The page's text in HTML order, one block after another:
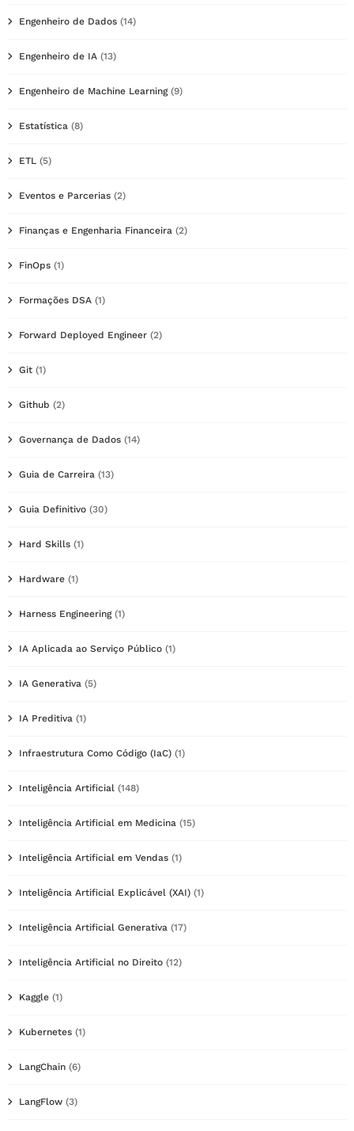
Engenheiro de Dados (14)
Engenheiro de IA (13)
Engenheiro de Machine Learning(9)
Estatística (8)
ETL (5)
Eventos e Parcerias (2)
Finanças e Engenharia Financeira (2)
FinOps (1)
Formações DSA (1)
Forward Deployed Engineer (2)
Git (1)
Github (2)
Governança de Dados (14)
Guia de Carreira (13)
Guia Definitivo (30)
Hard Skills (1)
Hardware (1)
Harness Engineering(1)
IA Aplicada ao Serviço Público (1)
IA Generativa (5)
IA Preditiva (1)
Infraestrutura Como Código (IaC) (1)
Inteligência Artificial (148)
Inteligência Artificial em Medicina (15)
Inteligência Artificial em Vendas (1)
Inteligência Artificial Explicável (XAI) (1)
Inteligência Artificial Generativa (17)
Inteligência Artificial no Direito (12)
Kaggle (1)
Kubernetes (1)
LangChain (6)
LangFlow (3)